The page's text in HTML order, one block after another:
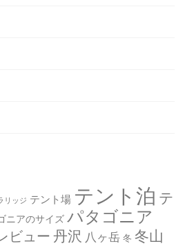
リッジ テント場 テント泊 テ
ニアのサイズ パタゴニア
ビュー 丹沢 八ヶ岳 冬 冬山